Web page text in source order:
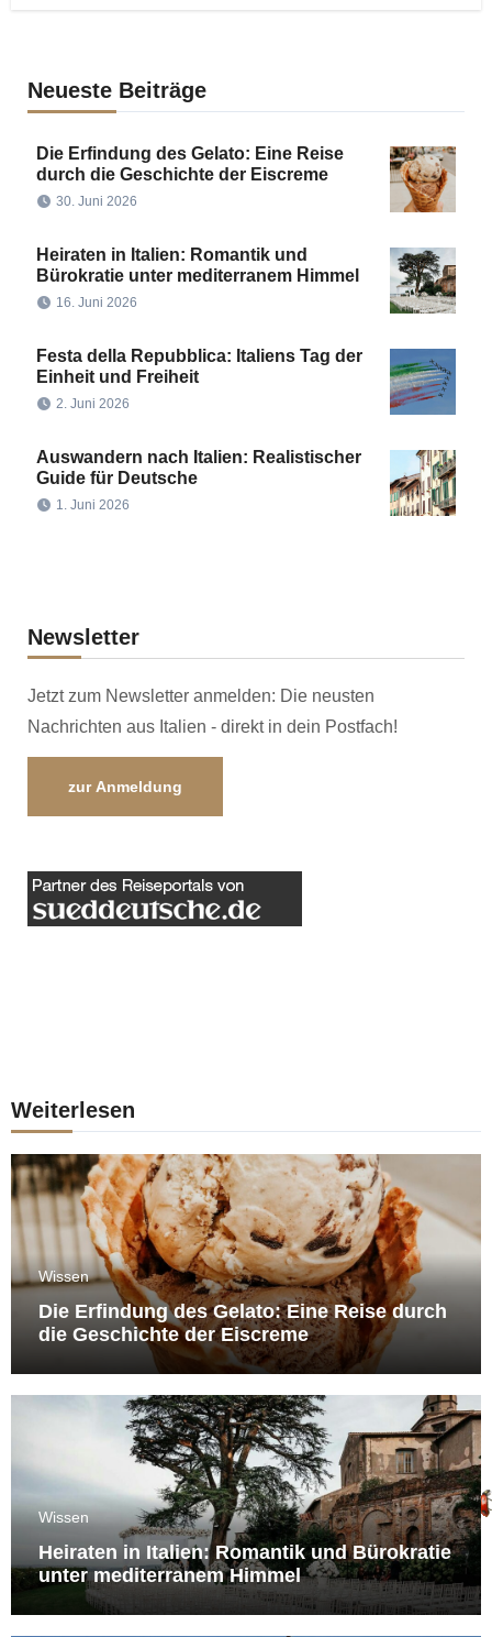
Neueste Beiträge
Die Erfindung des Gelato: Eine Reise
durch die Geschichte der Eiscreme
30. Juni 2026
Heiraten in Italien: Romantik und
Bürokratie unter mediterranem Himmel
16. Juni 2026
Festa della Repubblica: Italiens Tag der
Einheit und Freiheit
2. Juni 2026
Auswandern nach Italien: Realistischer
Guide für Deutsche
1. Juni 2026
Newsletter
Jetzt zum Newsletter anmelden: Die neusten
Nachrichten aus Italien - direkt in dein Postfach!
zur Anmeldung
Weiterlesen
Wissen
Die Erfindung des Gelato: Eine Reise durch
die Geschichte der Eiscreme
Wissen
Heiraten in Italien: Romantik und Bürokratie
unter mediterranem Himmel